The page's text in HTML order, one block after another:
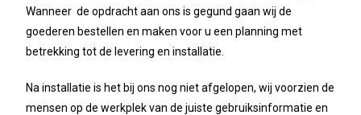
Wanneer de opdracht aan ons is gegund gaan wij de
goederen bestellen en maken voor u een planning met
betrekking tot de levering en installatie.
Na installatie is het bij ons nog niet afgelopen, wij voorzien de
mensen op de werkplek van de juiste gebruiksinformatie en